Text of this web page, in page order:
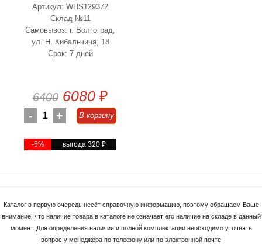
Артикул: WHS129372
Склад №11
Самовывоз: г. Волгоград,
ул. Н. Кибальчича, 18
Срок: 7 дней
6400 6080 ₽
- 1 + В корзину
-5% выгода 320 ₽
Каталог в первую очередь несёт справочную информацию, поэтому обращаем Ваше
внимание, что наличие товара в каталоге не означает его наличие на складе в данный
момент. Для определения наличия и полной комплектации необходимо уточнять
вопрос у менеджера по телефону или по электронной почте